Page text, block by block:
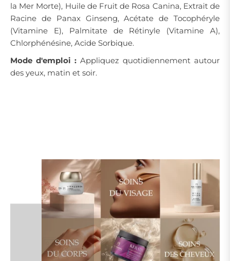
la Mer Morte), Huile de Fruit de Rosa Canina, Extrait de
Racine de Panax Ginseng, Acétate de Tocophéryle
(Vitamine E), Palmitate de Rétinyle (Vitamine A),
Chlorphénésine, Acide Sorbique.
Mode d'emploi : Appliquez quotidiennement autour
des yeux, matin et soir.